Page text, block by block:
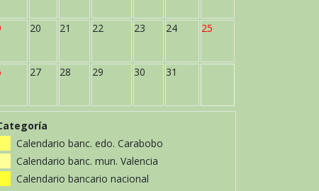
20 21 22 23 24 25
27 28 29 30 31
Calendario banc. edo. Carabobo
Calendario banc. mun. Valencia
Calendario bancario nacional